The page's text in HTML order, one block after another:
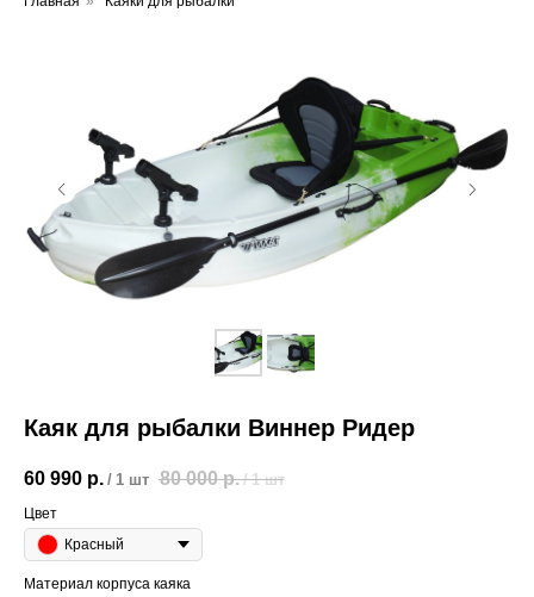
Каяк для рыбалки Виннер Ридер
60 990 р. / 1 шт 80 000 р. / 1 шт
Цвет
Красный
Материал корпуса каяка